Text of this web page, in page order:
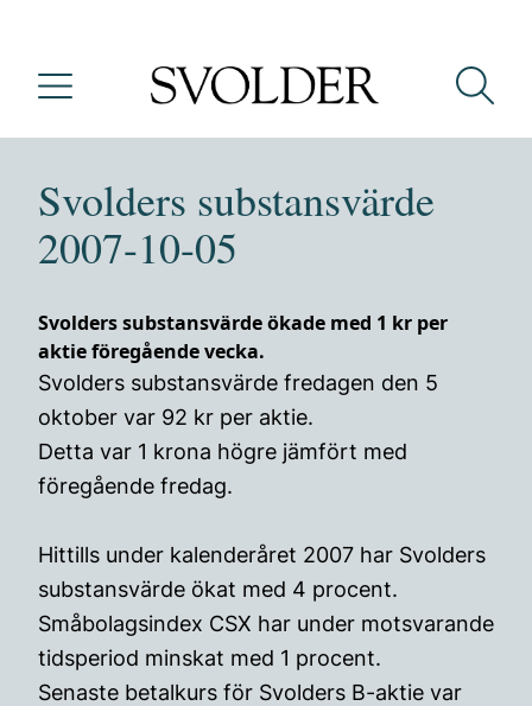
Svolders substansvärde
2007-10-05
Svolders substansvärde ökade med 1 kr per
aktie föregående vecka.
Svolders substansvärde fredagen den 5
oktober var 92 kr per aktie.
Detta var 1 krona högre jämfört med
föregående fredag.
Hittills under kalenderåret 2007 har Svolders
substansvärde ökat med 4 procent.
Småbolagsindex CSX har under motsvarande
tidsperiod minskat med 1 procent.
Senaste betalkurs för Svolders B-aktie var